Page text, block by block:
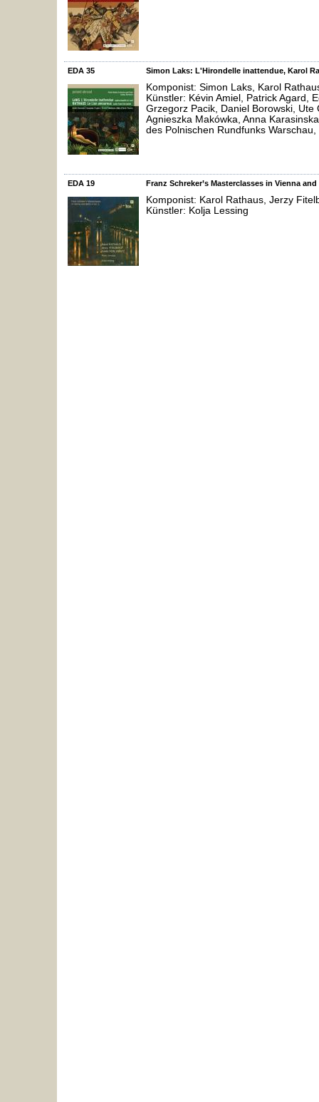
EDA 35 Simon Laks: L'Hirondelle inattendue, Karol
Komponist: Simon Laks, Karol
Künstler: Kévin Amiel, Patrick Agard,
Grzegorz Pacik, Daniel Borowski,
Agnieszka Makówka, Anna
des Polnischen Rundfunks
EDA 19 Franz Schreker’s Masterclasses in Vienna
Komponist: Karol Rathaus, Jerzy
Künstler: Kolja Lessing